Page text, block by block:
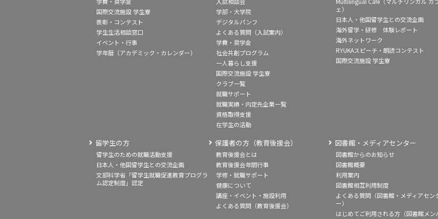
国際交流施設 学生寮
表彰・コンテスト
学生生活相談窓口
イベント・行事
学年暦（アカデミック・カレンダー）
学部・大学院
デジタルパンフ
よくある質問（入試案内）
学費・奨学金
社会共創プログラム
一人暮らし支援
国際交流施設 学生寮
クラブ一覧
就職サポート
就職実績・内定先企業一覧
資格取得支援
在学生の活動
ェ）
日本人・他国留学生との交流企画
海外留学・研修 体験レポート
海外ネットワーク
RYUKAスピーチ・朗読コンテスト
国際交流施設 学生寮
留学生の方
留学生のための就職活動支援
日本人・他国留学生との交流企画
文部科学省「留学生就職促進教育プログラ
ム認定制度」認定
保護者の方（教育後援会）
教育後援会とは
教育後援会年間行事
学修・就職サポート
健康について
講座・イベント・施設利用
よくある質問（教育後援会）
図書館・メディアセンター
図書館からのお知らせ
図書館概要
利用案内
図書館相互利用制度
よくある質問（図書館・メディアセン
ー）
はじめてご利用される方（図書館メン